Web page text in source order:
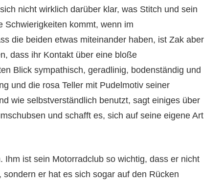
nicht wirklich darüber klar, was Stitch und sein
Schwierigkeiten kommt, wenn im
die beiden etwas miteinander haben, ist Zak aber
dass ihr Kontakt über eine bloße
Blick sympathisch, geradlinig, bodenständig und
und die rosa Teller mit Pudelmotiv seiner
wie selbstverständlich benutzt, sagt einiges über
und schafft es, sich auf seine eigene Art
ist sein Motorradclub so wichtig, dass er nicht
er hat es sich sogar auf den Rücken